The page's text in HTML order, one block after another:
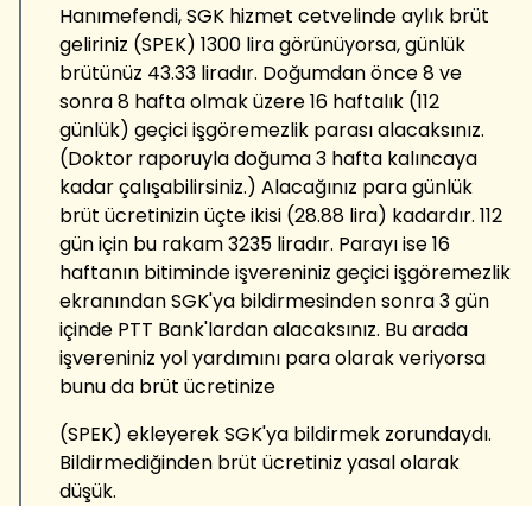
Hanımefendi, SGK hizmet cetvelinde aylık brüt
geliriniz (SPEK) 1300 lira görünüyorsa, günlük
brütünüz 43.33 liradır. Doğumdan önce 8 ve
sonra 8 hafta olmak üzere 16 haftalık (112
günlük) geçici işgöremezlik parası alacaksınız.
(Doktor raporuyla doğuma 3 hafta kalıncaya
kadar çalışabilirsiniz.) Alacağınız para günlük
brüt ücretinizin üçte ikisi (28.88 lira) kadardır. 112
gün için bu rakam 3235 liradır. Parayı ise 16
haftanın bitiminde işvereniniz geçici işgöremezlik
ekranından SGK'ya bildirmesinden sonra 3 gün
içinde PTT Bank'lardan alacaksınız. Bu arada
işvereniniz yol yardımını para olarak veriyorsa
bunu da brüt ücretinize
(SPEK) ekleyerek SGK'ya bildirmek zorundaydı.
Bildirmediğinden brüt ücretiniz yasal olarak
düşük.